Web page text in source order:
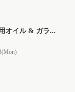
オイル & ガラ...